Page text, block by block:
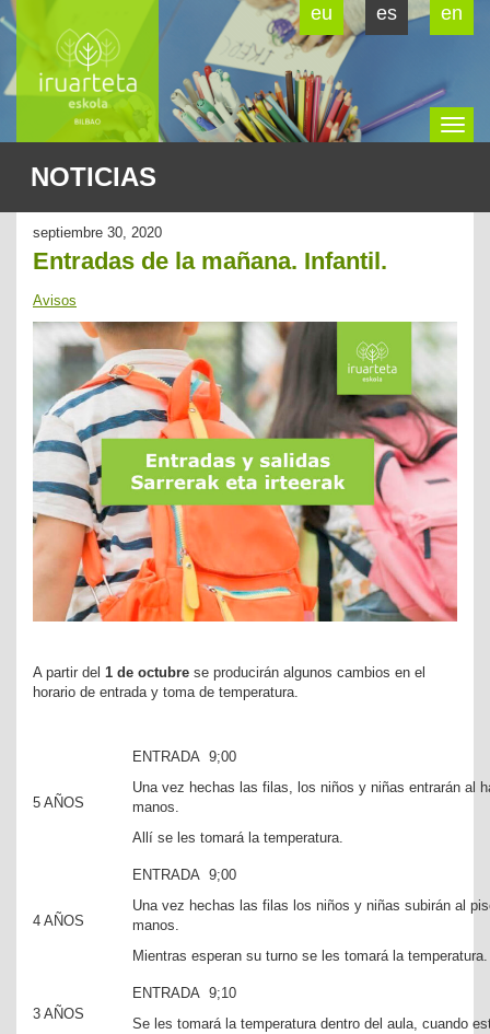
eu es en
NOTICIAS
septiembre 30, 2020
Entradas de la mañana. Infantil.
Avisos
A partir del 1 de octubre se producirán algunos cambios en el
horario de entrada y toma de temperatura.
5 AÑOS
ENTRADA 9;00
Una vez hechas las filas, los niños y niñas entrarán al
manos.
Allí se les tomará la temperatura.
4 AÑOS
ENTRADA 9;00
Una vez hechas las filas los niños y niñas subirán al
manos.
Mientras esperan su turno se les tomará la temperatura.
3 AÑOS
ENTRADA 9;10
Se les tomará la temperatura dentro del aula, cuando